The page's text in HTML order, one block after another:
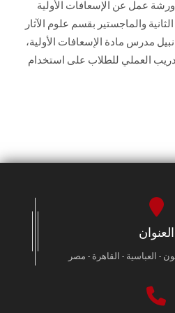
عمل عن الإسعافات الأولية
والماجستير بقسم علوم الآثار
مدرس مادة الإسعافات الأولية،
العملي للطلاب على استخدام
العنوان
- العباسية - القاهرة - مصر